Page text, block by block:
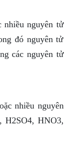
nguyên tử
đó nguyên tử
các nguyên tử
nhiều nguyên
HNO3,